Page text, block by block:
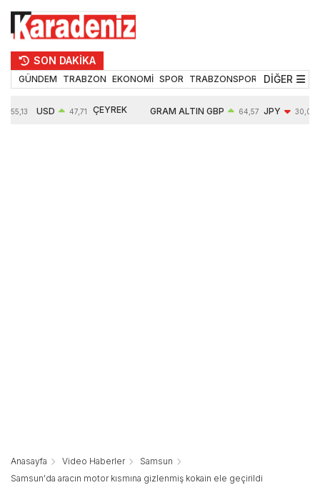
SON DAKİKA
GÜNDEM TRABZON EKONOMİ SPOR TRABZONSPOR TEKNOLOJİ
DİĞER
55,13 USD 47,71 ÇEYREK GRAM ALTIN GBP 64,57 JPY 30,08
Anasayfa Video Haberler
Samsun
Samsun'da aracın motor kısmına gizlenmiş kokain ele geçirildi